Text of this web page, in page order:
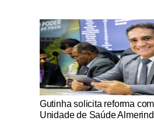
Notícias Católicas
Gutinha solicita reforma
Unidade de Saúde